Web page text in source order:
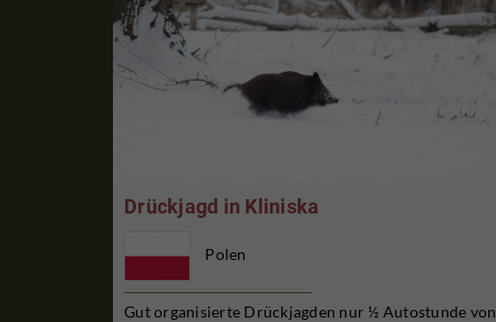
Drückjagd in Kliniska
Polen
Gut organisierte Drückjagden nur ½ Autostunde von